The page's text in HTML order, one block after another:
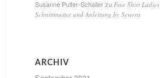
Susanne Pulfer-Schallerzu Free Shirt Ladies
Schnittmuster und Anleitung by Sewera
ARCHIV